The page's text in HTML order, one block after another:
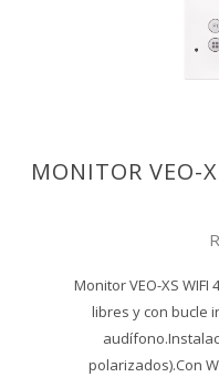
MONITOR VEO-
Monitor VEO-XS WIFI
libres y con bucle
polarizados).Con